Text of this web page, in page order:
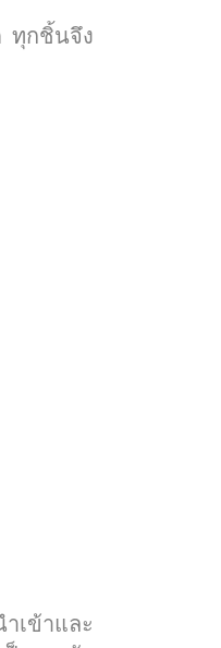
ทุกชิ้นจึง
เข้าและ